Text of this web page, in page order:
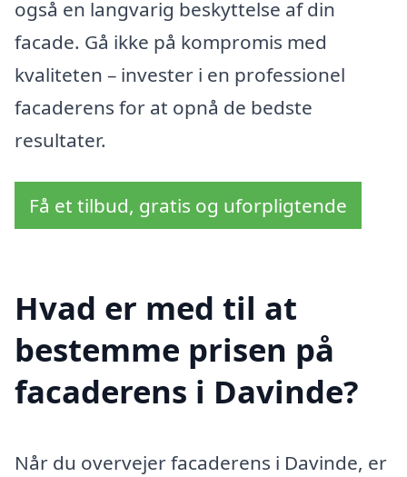
også en langvarig beskyttelse af din
facade. Gå ikke på kompromis med
kvaliteten – invester i en professionel
facaderens for at opnå de bedste
resultater.
Få et tilbud, gratis og uforpligtende
Hvad er med til at
bestemme prisen på
facaderens i Davinde?
Når du overvejer facaderens i Davinde, er